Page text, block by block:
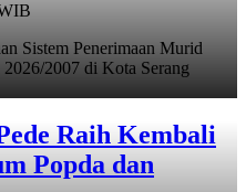
Sistem Penerimaan Murid
2007 di Kota Serang
Raih Kembali
Popda dan